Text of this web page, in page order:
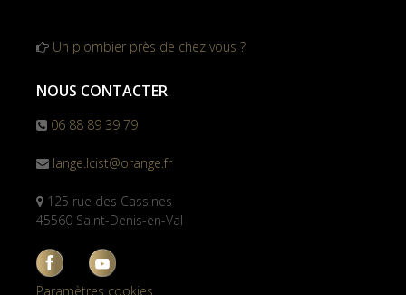
Un plombier près de chez vous ?
NOUS CONTACTER
06 88 89 39 79
lange.lcist@orange.fr
125 rue des Cassines
45560 Saint-Denis-en-Val
Paramètres cookies